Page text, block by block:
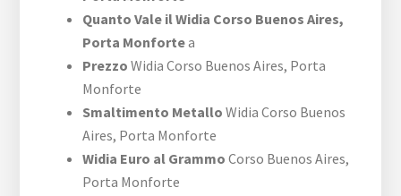
Quanto Vale il Widia ​Corso Buenos Aires,​
Porta Monfortea
Prezzo Widia ​Corso Buenos Aires,​ Porta
Monforte
Smaltimento Metallo Widia ​Corso Buenos
Aires,​ Porta Monforte
Widia Euro al Grammo ​Corso Buenos Aires,​
Porta Monforte